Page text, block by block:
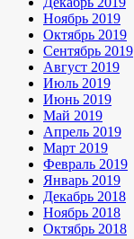
Ноябрь 2019
Октябрь 2019
Сентябрь 2019
Август 2019
Июль 2019
Июнь 2019
Май 2019
Апрель 2019
Март 2019
Февраль 2019
Январь 2019
Декабрь 2018
Ноябрь 2018
Октябрь 2018